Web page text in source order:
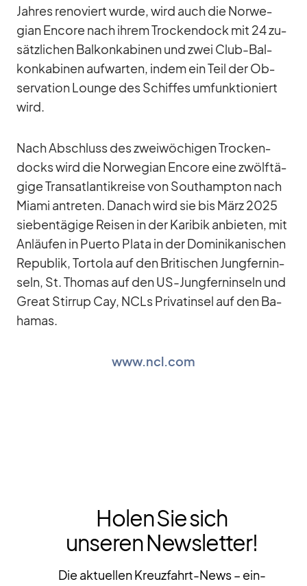
Jah­res re­no­viert wurde, wird auch die Nor­we­
gian En­core nach ih­rem Tro­cken­dock mit 24 zu­
sätz­li­chen Bal­kon­ka­bi­nen und zwei Club-Bal­
kon­ka­bi­nen auf­war­ten, in­dem ein Teil der Ob­
ser­va­tion Lounge des Schif­fes um­funk­tio­niert
wird.
Nach Ab­schluss des zwei­wö­chi­gen Tro­cken­
docks wird die Nor­we­gian En­core eine zwölf­tä­
gige Trans­at­lan­tik­reise von Sout­hamp­ton nach
Mi­ami an­tre­ten. Da­nach wird sie bis März 2025
sie­ben­tä­gige Rei­sen in der Ka­ri­bik an­bie­ten, mit
An­läu­fen in Pu­erto Plata in der Do­mi­ni­ka­ni­schen
Re­pu­blik, Tor­tola auf den Bri­ti­schen Jung­fern­in­
seln, St. Tho­mas auf den US-Jung­fern­in­seln und
Great Stir­rup Cay, NCLs Pri­vat­in­sel auf den Ba­
ha­mas.
www.ncl.com
Holen Sie sich
unseren Newsletter!
Die aktuellen Kreuzfahrt-News – ein-